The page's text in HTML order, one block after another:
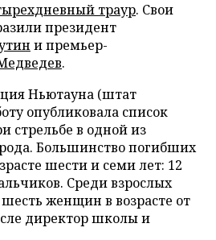
траур. Свои
президент
и премьер-
.
Ньютауна (штат
опубликовала список
стрельбе в одной из
Большинство погибших
шести и семи лет: 12
Среди взрослых
женщин в возрасте от
директор школы и